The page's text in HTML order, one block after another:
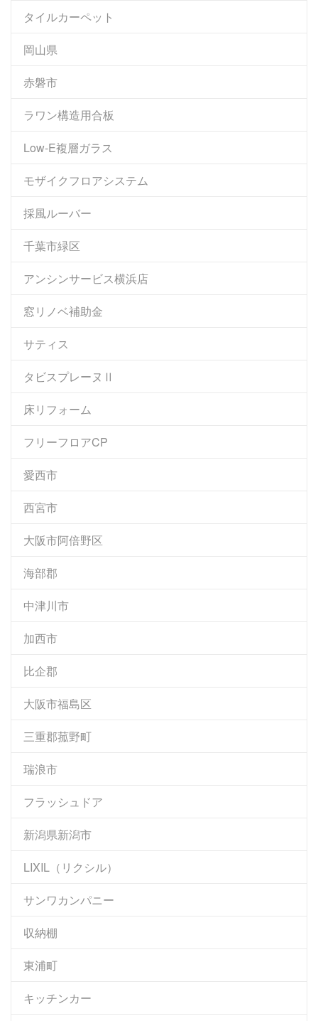
タイルカーペット
岡山県
赤磐市
ラワン構造用合板
Low-E複層ガラス
モザイクフロアシステム
採風ルーバー
千葉市緑区
アンシンサービス横浜店
窓リノベ補助金
サティス
タビスプレーヌⅡ
床リフォーム
フリーフロアCP
愛西市
西宮市
大阪市阿倍野区
海部郡
中津川市
加西市
比企郡
大阪市福島区
三重郡菰野町
瑞浪市
フラッシュドア
新潟県新潟市
LIXIL（リクシル）
サンワカンパニー
収納棚
東浦町
キッチンカー